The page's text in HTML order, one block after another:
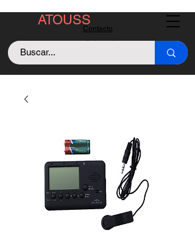
Contacto
Asistencia
Llama +529843128213
ATOUSS